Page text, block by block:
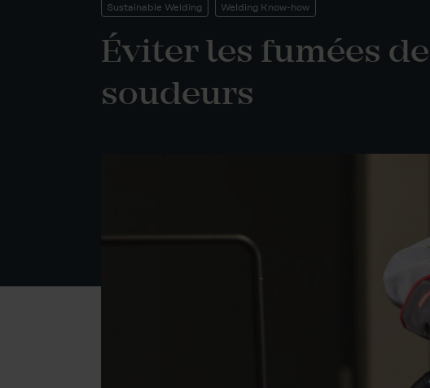
Sustainable Welding Welding Know-how
Éviter les fumées
soudeurs